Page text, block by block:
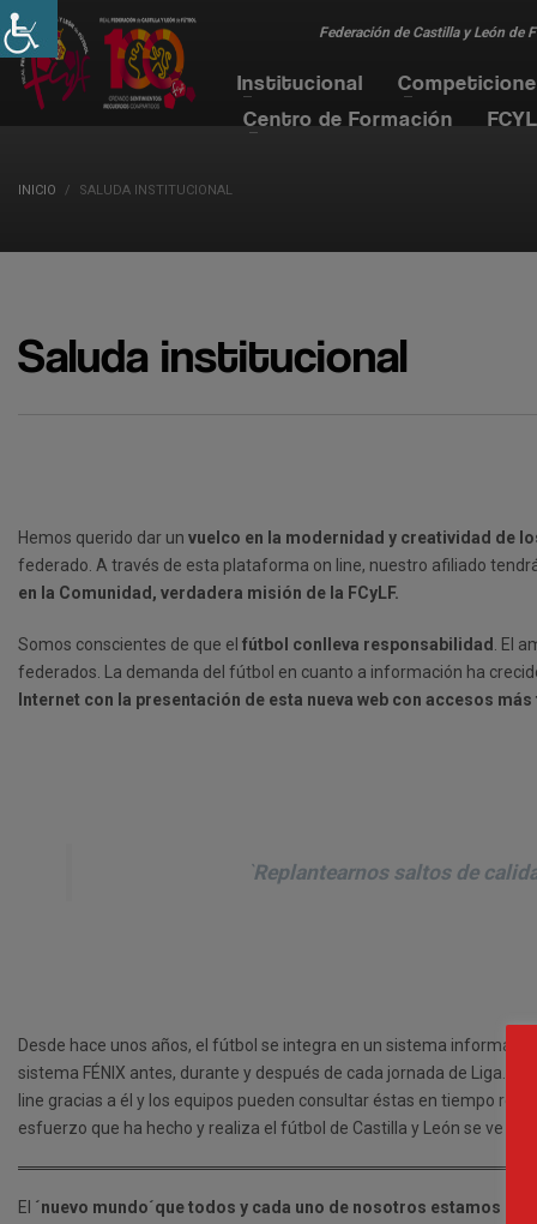
Federación de Castilla y León de
Institucional
Centro de Formación
INICIO SALUDA INSTITUCIONAL
Saluda institucional
Hemos querido dar un vuelco en la modernidad y creatividad de
federado. A través de esta plataforma on line, nuestro afiliado
en la Comunidad, verdadera misión de la FCyLF.
Somos conscientes de que el fútbol conlleva responsabilidad
. El
federados. La demanda del fútbol en cuanto a información ha
Internet con la presentación de esta nueva web con accesos
`Replantearnos saltos de
Desde hace unos años, el fútbol se integra en un sistema
sistema FÉNIX antes, durante y después de cada jornada de Liga.
line gracias a él y los equipos pueden consultar éstas en tiempo
esfuerzo que ha hecho y realiza el fútbol de Castilla y León se ve
El ´nuevo mundo´que todos y cada uno de nosotros estamos